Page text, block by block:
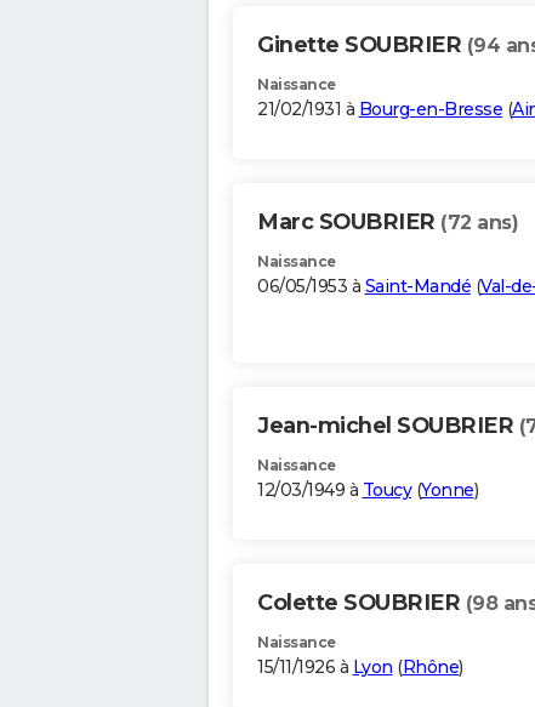
Ginette SOUBRIER (94
Naissance
21/02/1931 à Bourg-en-Bresse (
Marc SOUBRIER (72 ans)
Naissance
06/05/1953 à Saint-Mandé (Val-
Jean-michel SOUBRIER
Naissance
12/03/1949 à Toucy(Yonne)
Colette SOUBRIER (98
Naissance
15/11/1926 à Lyon (Rhône)